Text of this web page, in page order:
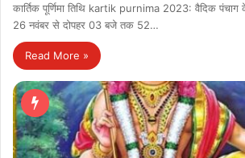
कार्तिक पूर्णिमा तिथि kartik purnima 2023: वैदिक पंचाग के
26 नवंबर से दोपहर 03 बजे तक 52…
Read More »